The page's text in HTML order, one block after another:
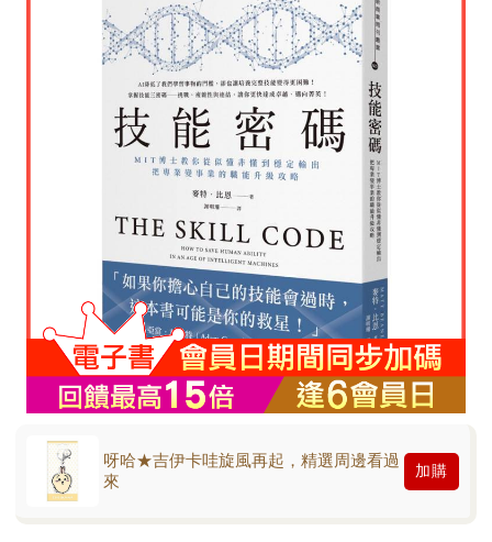
呀哈★吉伊卡哇旋風再起，精選周邊看過
來
加購